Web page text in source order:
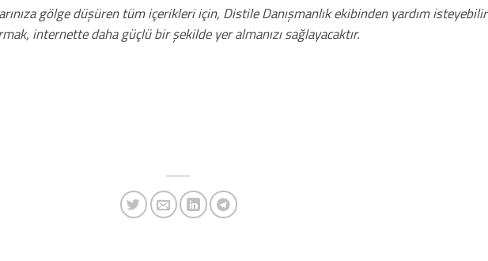
gölge düşüren tüm içerikleri için, Distile Danışmanlık ekibinden yardım
internette daha güçlü bir şekilde yer almanızı sağlayacaktır.